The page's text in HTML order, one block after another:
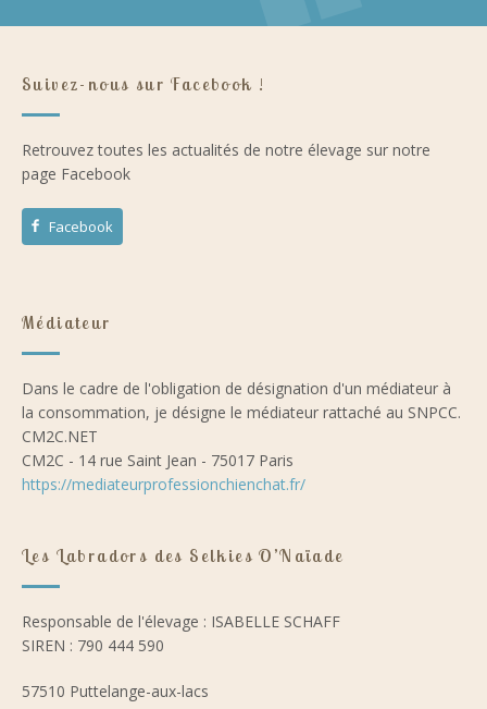
Suivez-nous sur Facebook !
Retrouvez toutes les actualités de notre élevage sur notre
page Facebook
Facebook
Médiateur
Dans le cadre de l'obligation de désignation d'un médiateur à
la consommation, je désigne le médiateur rattaché au SNPCC.
CM2C.NET
CM2C - 14 rue Saint Jean - 75017 Paris
https://mediateurprofessionchienchat.fr/
Les Labradors des Selkies O’Naïade
Responsable de l'élevage : ISABELLE SCHAFF
SIREN : 790 444 590
57510 Puttelange-aux-lacs